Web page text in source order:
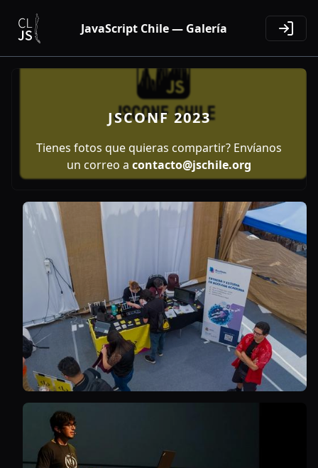
JavaScript Chile — Galería
JSCONF 2023
Tienes fotos que quieras compartir? Envíanos
un correo a contacto@jschile.org